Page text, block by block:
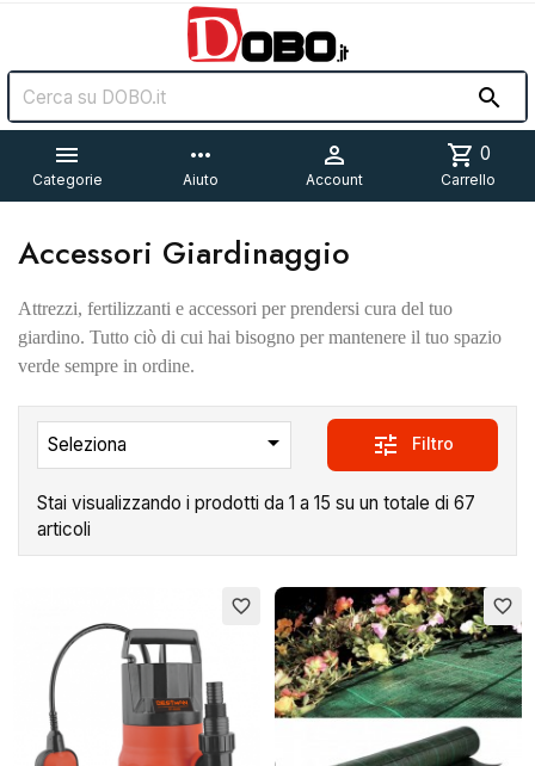


Categorie
more_horiz
Aiuto

Account
shopping_cart 0
Carrello
Accessori Giardinaggio
Attrezzi, fertilizzanti e accessori per prendersi cura del tuo
giardino. Tutto ciò di cui hai bisogno per mantenere il tuo spazio
verde sempre in ordine.
Seleziona  tune Filtro
Stai visualizzando i prodotti da 1 a 15 su un totale di 67
articoli
favorite_border favorite_border